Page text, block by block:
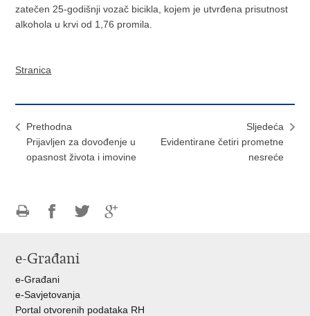
zatečen 25-godišnji vozač bicikla, kojem je utvrđena prisutnost
alkohola u krvi od 1,76 promila.
Stranica
Prethodna
Prijavljen za dovođenje u
opasnost života i imovine
Sljedeća
Evidentirane četiri prometne
nesreće
FacebookuTwitteru
e-Građani
e-Građani
e-Savjetovanja
Portal otvorenih podataka RH